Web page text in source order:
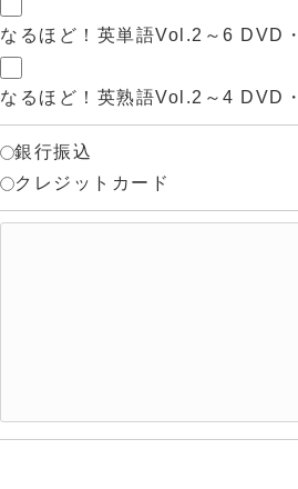
なるほど！英単語Vol.2～6 DVD
なるほど！英熟語Vol.2～4 DVD
銀行振込
クレジットカード